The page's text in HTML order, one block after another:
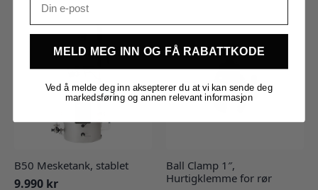
B50 Mesketank, stablet
9.990 kr
Ball Clamp 1″,
Hurtigklemme for rør
MELD MEG INN OG FÅ RABATTKODE
Ved å melde deg inn aksepterer du at vi kan sende deg
markedsføring og annen relevant informasjon